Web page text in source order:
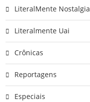
LiteralMente Nostalgia
Literalmente Uai
Crônicas
Reportagens
Especiais